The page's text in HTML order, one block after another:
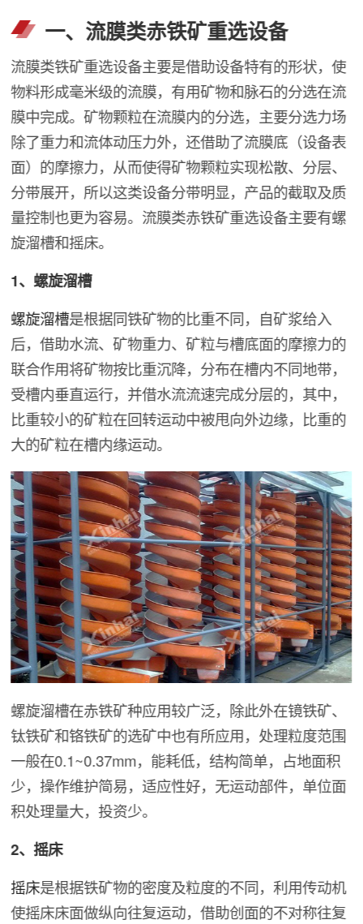
一、流膜类赤铁矿重选设备
流膜类铁矿重选设备主要是借助设备特有的形状，使
物料形成毫米级的流膜，有用矿物和脉石的分选在流
膜中完成。矿物颗粒在流膜内的分选，主要分选力场
除了重力和流体动压力外，还借助了流膜底（设备表
面）的摩擦力，从而使得矿物颗粒实现松散、分层、
分带展开，所以这类设备分带明显，产品的截取及质
量控制也更为容易。流膜类赤铁矿重选设备主要有螺
旋溜槽和摇床。
1、螺旋溜槽
螺旋溜槽是根据同铁矿物的比重不同，自矿浆给入
后，借助水流、矿物重力、矿粒与槽底面的摩擦力的
联合作用将矿物按比重沉降，分布在槽内不同地带，
受槽内垂直运行，并借水流流速完成分层的，其中，
比重较小的矿粒在回转运动中被甩向外边缘，比重的
大的矿粒在槽内缘运动。
螺旋溜槽在赤铁矿种应用较广泛，除此外在镜铁矿、
钛铁矿和铬铁矿的选矿中也有所应用，处理粒度范围
一般在0.1~0.37mm，能耗低，结构简单，占地面积
少，操作维护简易，适应性好，无运动部件，单位面
积处理量大，投资少。
2、摇床
摇床是根据铁矿物的密度及粒度的不同，利用传动机
使摇床床面做纵向往复运动，借助创面的不对称往复